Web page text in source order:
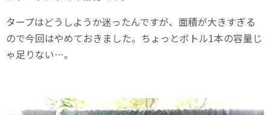
タープはどうしようか迷ったんですが、面積が大きすぎる
ので今回はやめておきました。ちょっとボトル1本の容量じ
ゃ足りない…。